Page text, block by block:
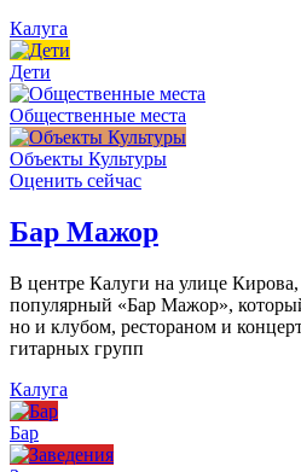
Калуга
Дети
Общественные места
Объекты Культуры
Оценить сейчас
Бар Мажор
В центре Калуги на улице Кирова,
популярный «Бар Мажор»,
но и клубом, рестораном и
гитарных групп
Калуга
Бар